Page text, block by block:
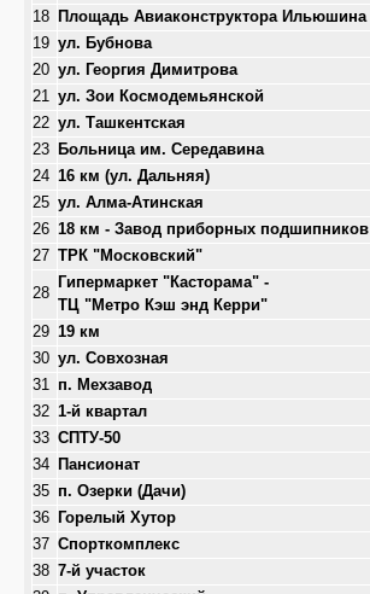
18
Площадь Авиаконструктора Ильюшина
19 ул. Бубнова
20 ул. Георгия Димитрова
21
ул. Зои Космодемьянской
22 ул. Ташкентская
23
Больница им. Середавина
24 16 км (ул. Дальняя)
25 ул. Алма-Атинская
26 18 км - Завод приборных подшипников
27 ТРК "Московский"
28
Гипермаркет "Касторама" -
ТЦ "Метро Кэш энд Керри"
29 19 км
30 ул. Совхозная
31
п. Мехзавод
32 1-й квартал
33 СПТУ-50
34
Пансионат
35 п. Озерки (Дачи)
36
Горелый Хутор
37 Спорткомплекс
38 7-й участок